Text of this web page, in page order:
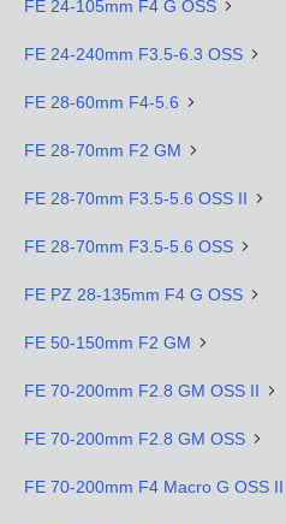
FE 24-105mm F4 G OSS
FE 24-240mm F3.5-6.3 OSS
FE 28-60mm F4-5.6
FE 28-70mm F2 GM
FE 28-70mm F3.5-5.6 OSS II
FE 28-70mm F3.5-5.6 OSS
FE PZ 28-135mm F4 G OSS
FE 50-150mm F2 GM
FE 70-200mm F2.8 GM OSS II
FE 70-200mm F2.8 GM OSS
FE 70-200mm F4 Macro G OSS II